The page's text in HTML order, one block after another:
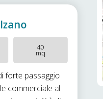
40
mq
forte passaggio
commerciale al